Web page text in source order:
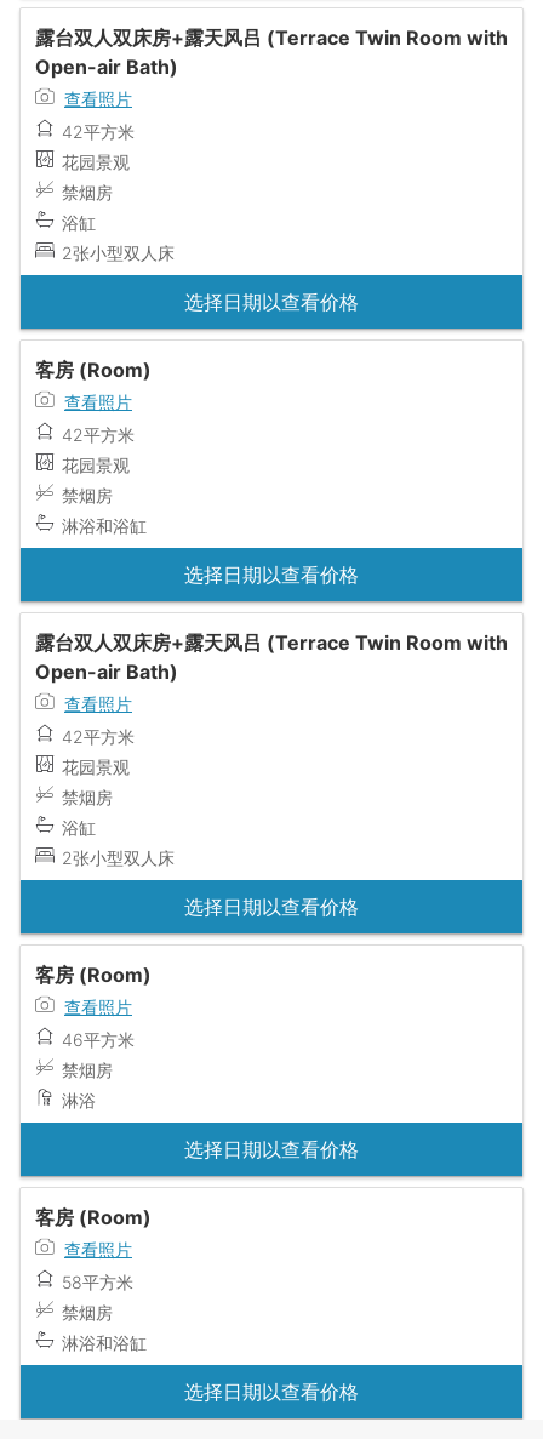
露台双人双床房+露天风吕 (Terrace Twin Room with
Open-air Bath)
查看照片
42平方米
花园景观
禁烟房
浴缸
2张小型双人床
选择日期以查看价格
客房 (Room)
查看照片
42平方米
花园景观
禁烟房
淋浴和浴缸
选择日期以查看价格
露台双人双床房+露天风吕 (Terrace Twin Room with
Open-air Bath)
查看照片
42平方米
花园景观
禁烟房
浴缸
2张小型双人床
选择日期以查看价格
客房 (Room)
查看照片
46平方米
禁烟房
淋浴
选择日期以查看价格
客房 (Room)
查看照片
58平方米
禁烟房
淋浴和浴缸
选择日期以查看价格